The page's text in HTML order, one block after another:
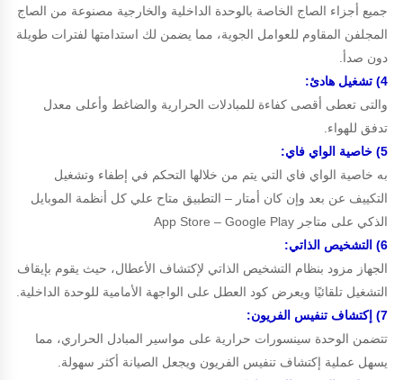
جميع أجزاء الصاج الخاصة بالوحدة الداخلية والخارجية مصنوعة من الصاج
المجلفن المقاوم للعوامل الجوية، مما يضمن لك استدامتها لفترات طويلة
دون صدأ.
4) تشغيل هادئ:
والتى تعطى أقصى كفاءة للمبادلات الحرارية والضاغط وأعلى معدل
تدفق للهواء.
5) خاصية الواي فاي:
به خاصية الواي فاي التي يتم من خلالها التحكم في إطفاء وتشغيل
التكييف عن بعد وإن كان أمتار – التطبيق متاح علي كل أنظمة الموبايل
الذكي على متاجر App Store – Google Play
6) التشخيص الذاتي:
الجهاز مزود بنظام التشخيص الذاتي لإكتشاف الأعطال، حيث يقوم بإيقاف
التشغيل تلقائيًا ويعرض كود العطل على الواجهة الأمامية للوحدة الداخلية.
7) إكتشاف تنفيس الفريون:
تتضمن الوحدة سينسورات حرارية على مواسير المبادل الحراري، مما
يسهل عملية إكتشاف تنفيس الفريون ويجعل الصيانة أكثر سهولة.